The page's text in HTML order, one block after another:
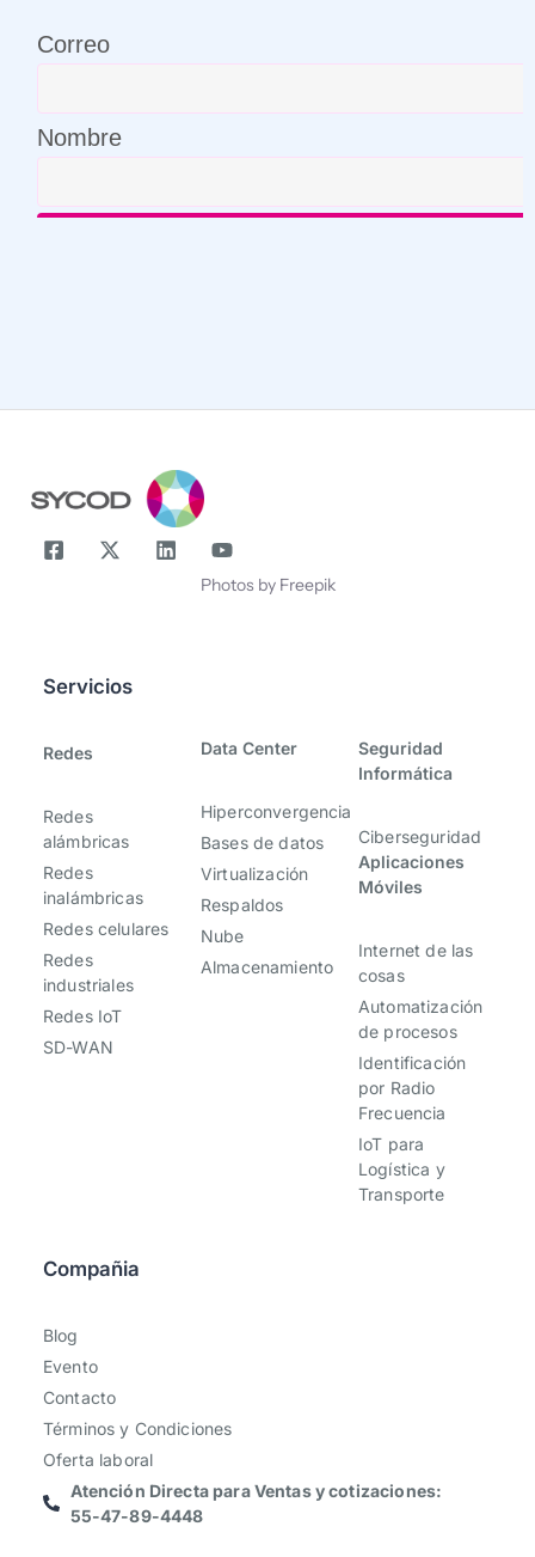
Correo
Nombre
Photos by Freepik
Servicios
Redes
Redes
alámbricas
Redes
inalámbricas
Redes celulares
Redes
industriales
Redes IoT
SD-WAN
Data Center
Hiperconvergencia
Bases de datos
Virtualización
Respaldos
Nube
Almacenamiento
Seguridad
Informática
Ciberseguridad
Aplicaciones
Móviles
Internet de las
cosas
Automatización
de procesos
Identificación
por Radio
Frecuencia
IoT para
Logística y
Transporte
Compañia
Blog
Evento
Contacto
Términos y Condiciones
Oferta laboral
Atención Directa para Ventas y cotizaciones:
55-47-89-4448